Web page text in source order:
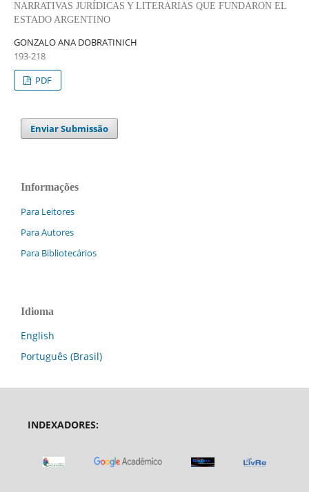
NARRATIVAS JURÍDICAS Y LITERARIAS QUE FUNDARON EL
ESTADO ARGENTINO
GONZALO ANA DOBRATINICH
193-218
PDF
Enviar Submissão
Informações
Para Leitores
Para Autores
Para Bibliotecários
Idioma
English
Português (Brasil)
INDEXADORES: